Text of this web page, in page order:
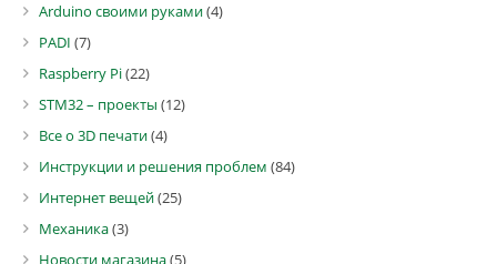
Arduino своими руками(4)
PADI (7)
Raspberry Pi(22)
STM32 – проекты (12)
Все о 3D печати(4)
Инструкции и решения проблем (84)
Интернет вещей(25)
Механика(3)
Новости магазина(5)